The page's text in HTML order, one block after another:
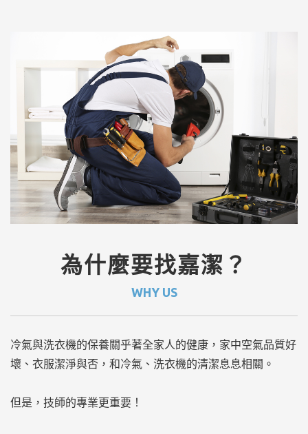
為什麼要找嘉潔？
WHY US
冷氣與洗衣機的保養關乎著全家人的健康，家中空氣品質好
壞、衣服潔淨與否，和冷氣、洗衣機的清潔息息相關。
但是，技師的專業更重要！